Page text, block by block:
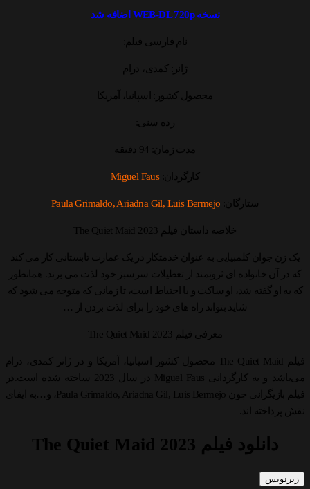
نسخه WEB-DL 720p اضافه شد
نام فارسی فیلم:
ژانر: کمدی، درام
محصول کشور: اسپانیا، آمریکا
رده سنی:
مدت زمان: 94 دقیقه
کارگردان:Miguel Faus
ستارگان: Paula Grimaldo, Ariadna Gil, Luis Bermejo
خلاصه داستان فیلم The Quiet Maid 2023
یک زن جوان کلمبیایی به عنوان خدمتکار در یک عمارت تابستانی کار می کند
که در آن خانواده ای ثروتمند از تعطیلات سرسبز خود لذت می برند. همانطور
که به او گفته شد، او ساکت و با احتیاط است، تا زمانی که متوجه می شود که
شاید بتواند راه های خود را برای لذت بردن از …
معرفی فیلم The Quiet Maid 2023
فیلم The Quiet Maid محصول کشور اسپانیا، آمریکا و در ژانر کمدی، درام
می‌باشد و به کارگردانی Miguel Faus در سال 2023 ساخته شده است.در
فیلم بازیگرانی چون Paula Grimaldo, Ariadna Gil, Luis Bermejo، و…به ایفای
نقش پرداخته اند.
دانلود فیلم The Quiet Maid 2023
زیرنویس